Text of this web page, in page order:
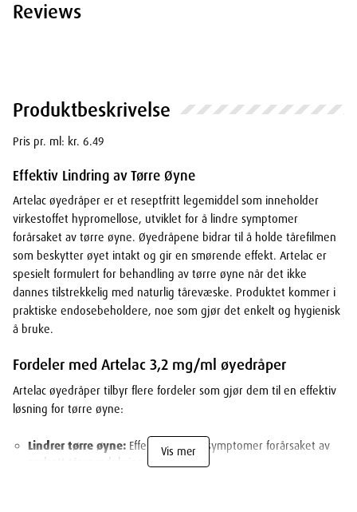
Produktbeskrivelse
Pris pr. ml: kr. 6.49
Effektiv Lindring av Tørre Øyne
Artelac øyedråper er et reseptfritt legemiddel som inneholder
virkestoffet hypromellose, utviklet for å lindre symptomer
forårsaket av tørre øyne. Øyedråpene bidrar til å holde tårefilmen
som beskytter øyet intakt og gir en smørende effekt. Artelac er
spesielt formulert for behandling av tørre øyne når det ikke
dannes tilstrekkelig med naturlig tårevæske. Produktet kommer i
praktiske endosebeholdere, noe som gjør det enkelt og hygienisk
å bruke.
Fordeler med Artelac 3,2 mg/ml øyedråper
Artelac øyedråper tilbyr flere fordeler som gjør dem til en effektiv
løsning for tørre øyne:
Lindrer tørre øyne: Effektivt lindrer symptomer forårsaket av
nedsatt tåreproduksjon.
Vis mer
Reviews